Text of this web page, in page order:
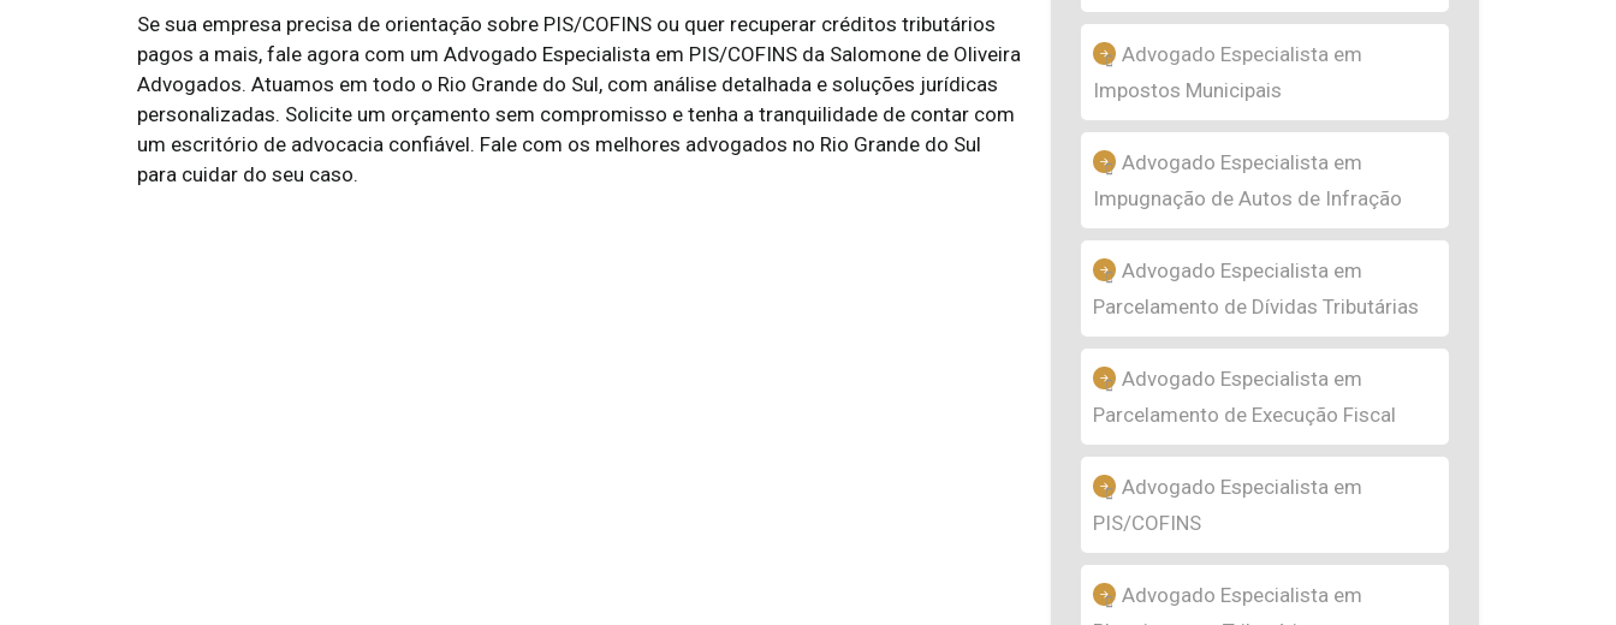
Se sua empresa precisa de orientação sobre PIS/COFINS ou quer recuperar créditos tributários
pagos a mais, fale agora com um Advogado Especialista em PIS/COFINS da Salomone de Oliveira
Advogados. Atuamos em todo o Rio Grande do Sul, com análise detalhada e soluções jurídicas
personalizadas. Solicite um orçamento sem compromisso e tenha a tranquilidade de contar com
um escritório de advocacia confiável. Fale com os melhores advogados no Rio Grande do Sul
para cuidar do seu caso.
Advogado Especialista em
Impostos Municipais
Advogado Especialista em
Impugnação de Autos de Infração
Advogado Especialista em
Parcelamento de Dívidas Tributárias
Advogado Especialista em
Parcelamento de Execução Fiscal
Advogado Especialista em
PIS/COFINS
Advogado Especialista em